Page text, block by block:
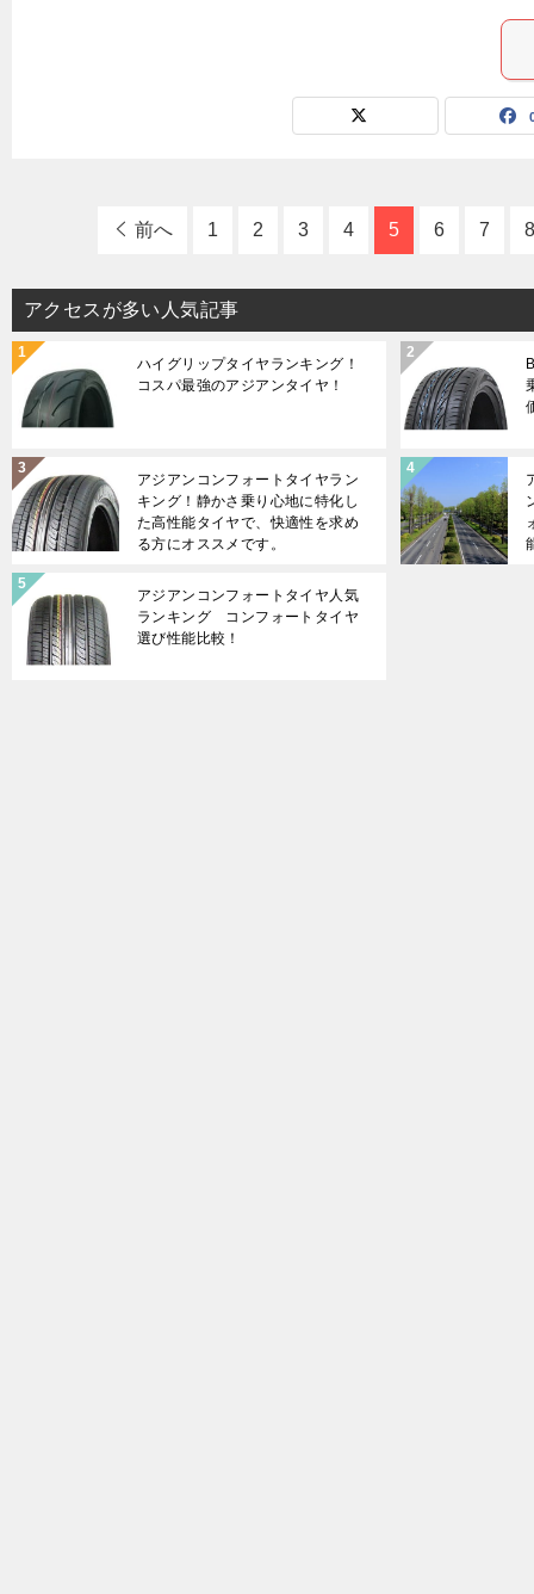
前へ 1 2 3 4 5 6 7 8
アクセスが多い人気記事
ハイグリップタイヤランキング！
コスパ最強のアジアンタイヤ！
アジアンコンフォートタイヤラン
キング！静かさ乗り心地に特化し
た高性能タイヤで、快適性を求め
る方にオススメです。
アジアンコンフォートタイヤ人気
ランキング コンフォートタイヤ
選び性能比較！